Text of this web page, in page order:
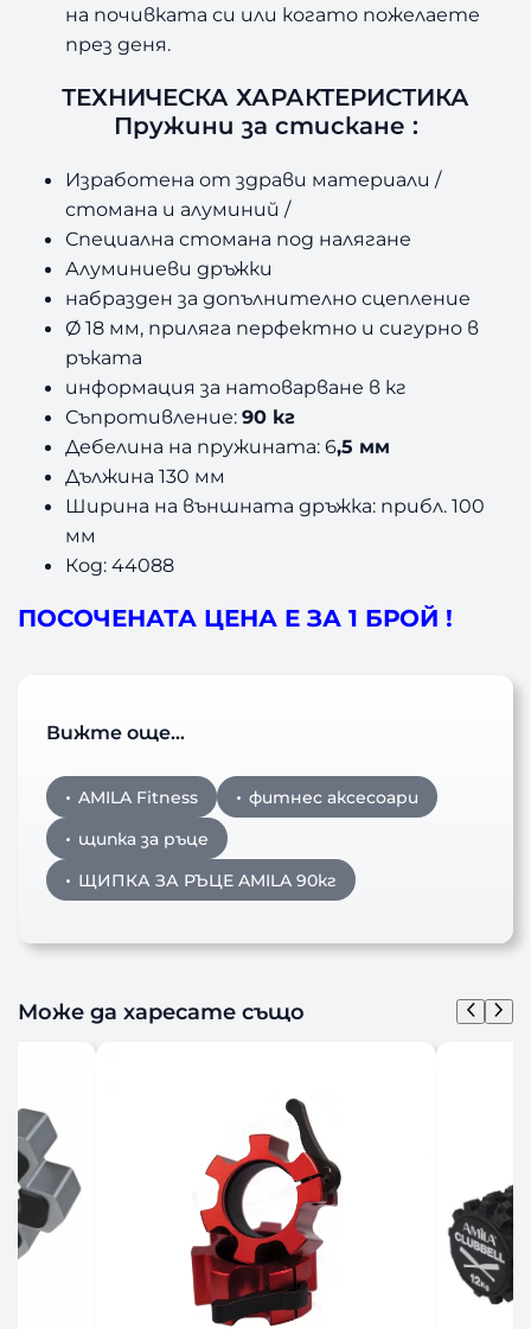
на почивката си или когато пожелаете
през деня.
ТЕХНИЧЕСКА ХАРАКТЕРИСТИКА
Пружини за стискане :
Изработена от здрави материали /
стомана и алуминий /
Специална стомана под налягане
Алуминиеви дръжки
набразден за допълнително сцепление
Ø 18 мм, приляга перфектно и сигурно в
ръката
информация за натоварване в кг
Съпротивление:90 кг
Дебелина на пружината: 6,5 мм
Дължина 130 мм
Ширина на външната дръжка: прибл. 100
мм
Код: 44088
ПОСОЧЕНАТА ЦЕНА Е ЗА 1 БРОЙ !
Вижте още…
AMILA Fitness
фитнес аксесоари
щипка за ръце
ЩИПКА ЗА РЪЦЕ AMILA 90кг
Може да харесате също